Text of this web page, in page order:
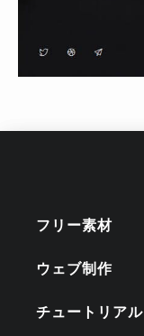
フリー素材
ウェブ制作
チュートリアル